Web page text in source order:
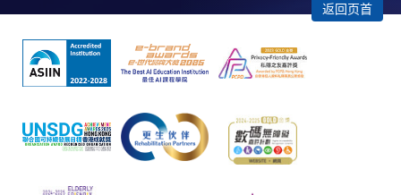
出问题
3.
完成 MBA 课程一般需要多少时间？
一般为 21 个月，最长为 33 个月。
每个单元都有单独的考试吗？
每个单元的评核模式因单元而异，但一般会以
100% 的连续评核为基础，不设考试。在整个课
程中，学生将通过以下方式进行评估：
返回页首